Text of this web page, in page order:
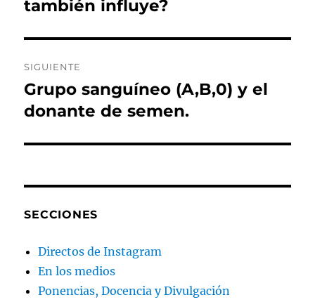
entradas
también influye?
SIGUIENTE
Entrada
siguiente:
Grupo sanguíneo (A,B,0) y el
donante de semen.
SECCIONES
Directos de Instagram
En los medios
Ponencias, Docencia y Divulgación